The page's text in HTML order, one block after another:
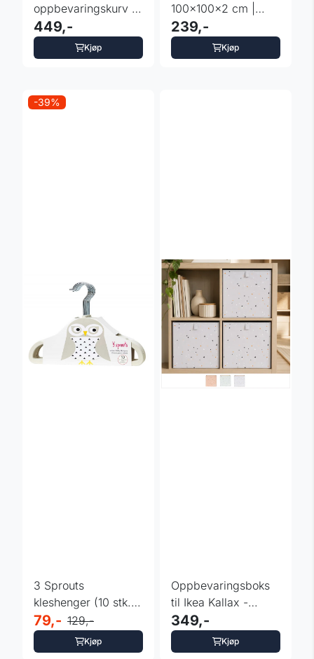
oppbevaringskurv -
Dovendyr
449,-
Kjøp
100x100x2 cm |
inSPORTline
Zemalpro ...
239,-
Kjøp
-39%
3 Sprouts
kleshenger (10 stk.),
Plast/Ugle
79,- 129,-
Kjøp
Oppbevaringsboks
til Ikea Kallax -
Terrazzo
349,-
Kjøp